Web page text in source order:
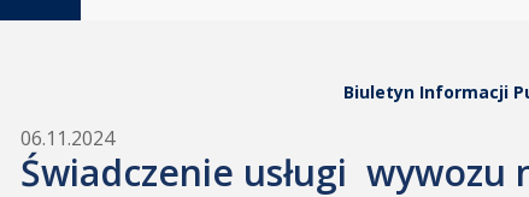
Biuletyn Informacji
06.11.2024
Świadczenie usługi